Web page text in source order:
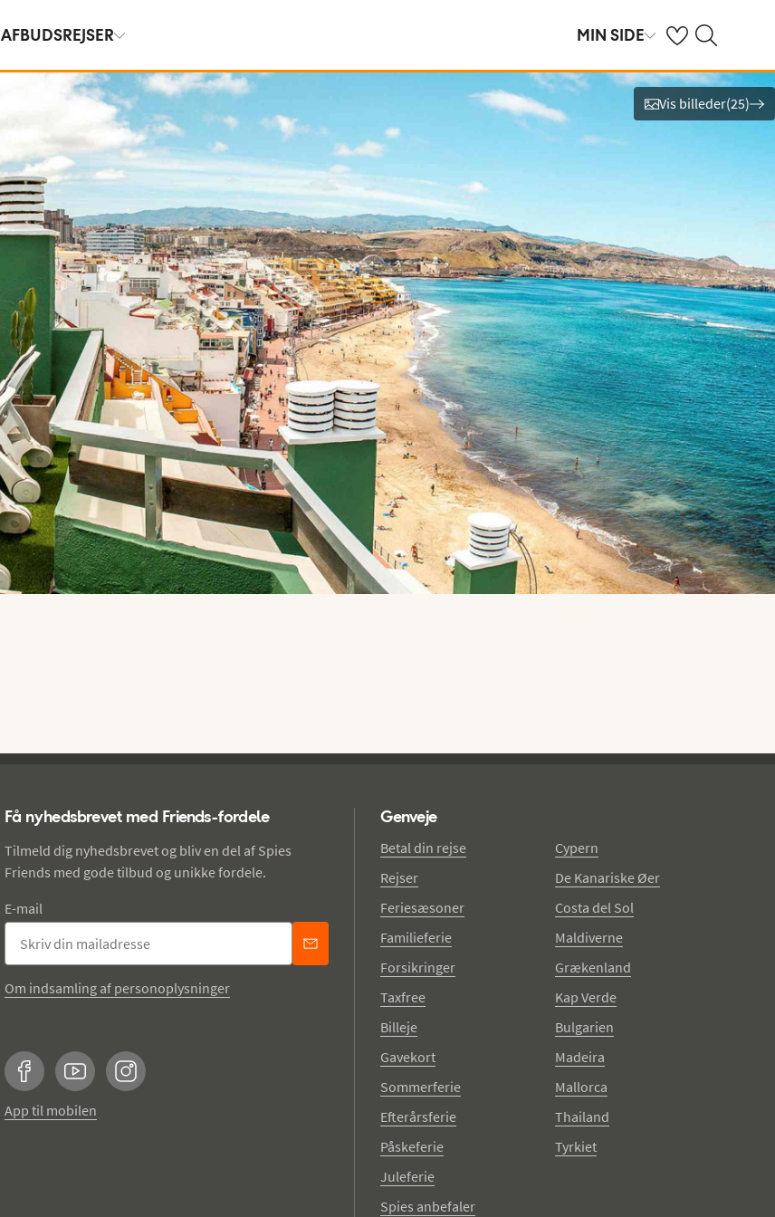
AFBUDSREJSER MIN SIDE Se dine gemte
Søg på spies.dk
Vis billeder(25)
Få nyhedsbrevet med Friends-fordele
Tilmeld dig nyhedsbrevet og bliv en del af Spies
Friends med gode tilbud og unikke fordele.
E-mail
Om indsamling af personoplysninger
FacebookYouTubeInstagram
App til mobilen
Genveje
Betal din rejse
Rejser
Feriesæsoner
Familieferie
Forsikringer
Taxfree
Billeje
Gavekort
Sommerferie
Efterårsferie
Påskeferie
Juleferie
Spies anbefaler
Cypern
De Kanariske Øer
Costa del Sol
Maldiverne
Grækenland
Kap Verde
Bulgarien
Madeira
Mallorca
Thailand
Tyrkiet